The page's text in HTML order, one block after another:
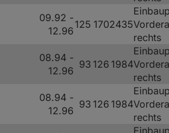
09.92 -
12.96
125 1702435
rechts
08.94 -
12.96
93 126 1984
rechts
08.94 -
12.96
93 126 1984
rechts